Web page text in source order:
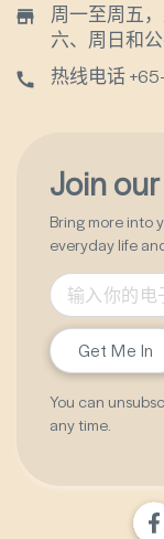
周一至周五
六、周日和
热线电话
Join
Bring more into
everyday life
Get Me In
You can
any time.